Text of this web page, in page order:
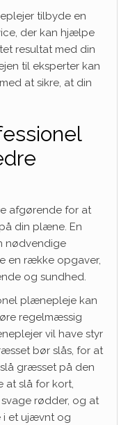
tilbyde en
der kan hjælpe
resultat med din
til eksperter kan
at sikre, at din
afgørende for at
din plæne. En
nødvendige
en række opgaver,
og sundhed.
plænepleje kan
regelmæssig
vil have styr
bør slås, for at
græsset på den
at slå for kort,
rødder, og at
i et ujævnt og